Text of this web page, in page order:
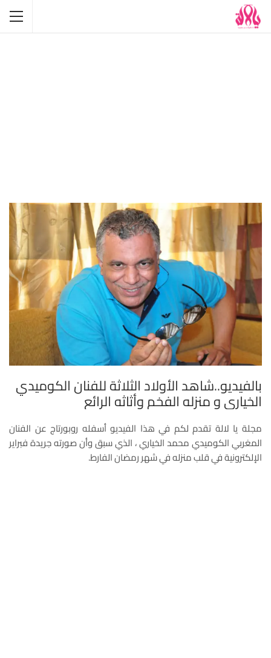
بالفيديو..شاهد الأولاد الثلاثة للفنان الكوميدي
الخياري و منزله الفخم وأثاثه الرائع
مجلة يا لالة تقدم لكم في هذا الفيديو أسفله روبورتاج عن الفنان
المغربي الكوميدي محمد الخياري ، الذي سبق وأن صورته جريدة فبراير
الإلكترونية في قلب منزله في شهر رمضان الفارط.